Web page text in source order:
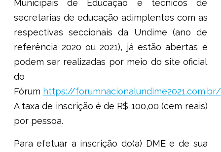
Municipais de Educação e técnicos de
secretarias de educação adimplentes com as
respectivas seccionais da Undime (ano de
referência 2020 ou 2021), já estão abertas e
podem ser realizadas por meio do site oficial
do
Fórum https://forumnacionalundime2021.com.br/
A taxa de inscrição é de R$ 100,00 (cem reais)
por pessoa.
Para efetuar a inscrição do(a) DME e de sua